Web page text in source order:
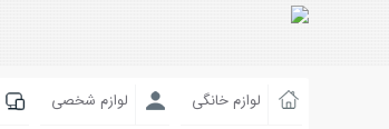
لوازم خانگی لوازم شخصی